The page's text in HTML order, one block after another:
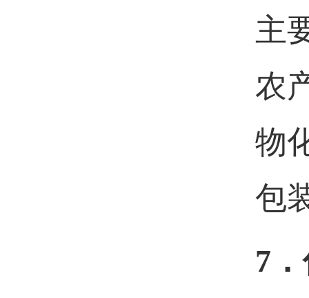
主
农
物
包
7．